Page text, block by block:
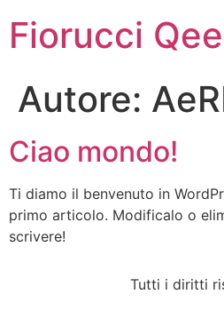
Fiorucci
Autore:
Ciao mondo!
Ti diamo il benvenuto in
primo articolo. Modificalo o
scrivere!
Tutti i diritti